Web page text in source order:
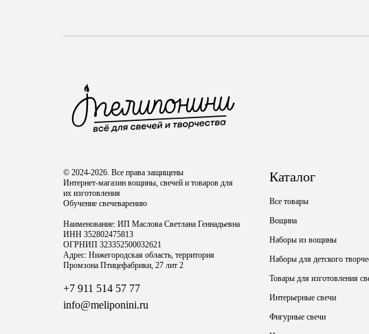
© 2024-2026. Все права защищены
Интернет-магазин вощины, свечей и товаров для
их изготовления
Обучение свечеварению
Наименование: ИП Маслова Светлана Геннадьевна
ИНН 352802475813
ОГРНИП 323352500032621
Адрес: Нижегородская область, территория
Промзона Птицефабрики, 27 лит 2
+7 911 514 57 77
info@meliponini.ru
Каталог
Все товары
Вощина
Наборы из вощины
Наборы для детского
Товары для изготовления
Интерьерные свечи
Фигурные свечи